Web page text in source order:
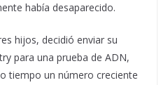
había desaparecido.
hijos, decidió enviar su
para una prueba de ADN,
tiempo un número creciente